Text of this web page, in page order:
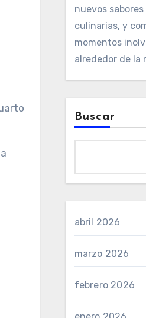
nuevos
culinarias, y
momentos
alrededor de la
Buscar
abril 2026
marzo 2026
febrero 2026